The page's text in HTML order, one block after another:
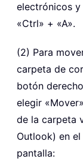
electrónicos y
«Ctrl» + «A».
(2) Para
carpeta de
botón
elegir
de la carpeta
Outlook) en
pantalla: